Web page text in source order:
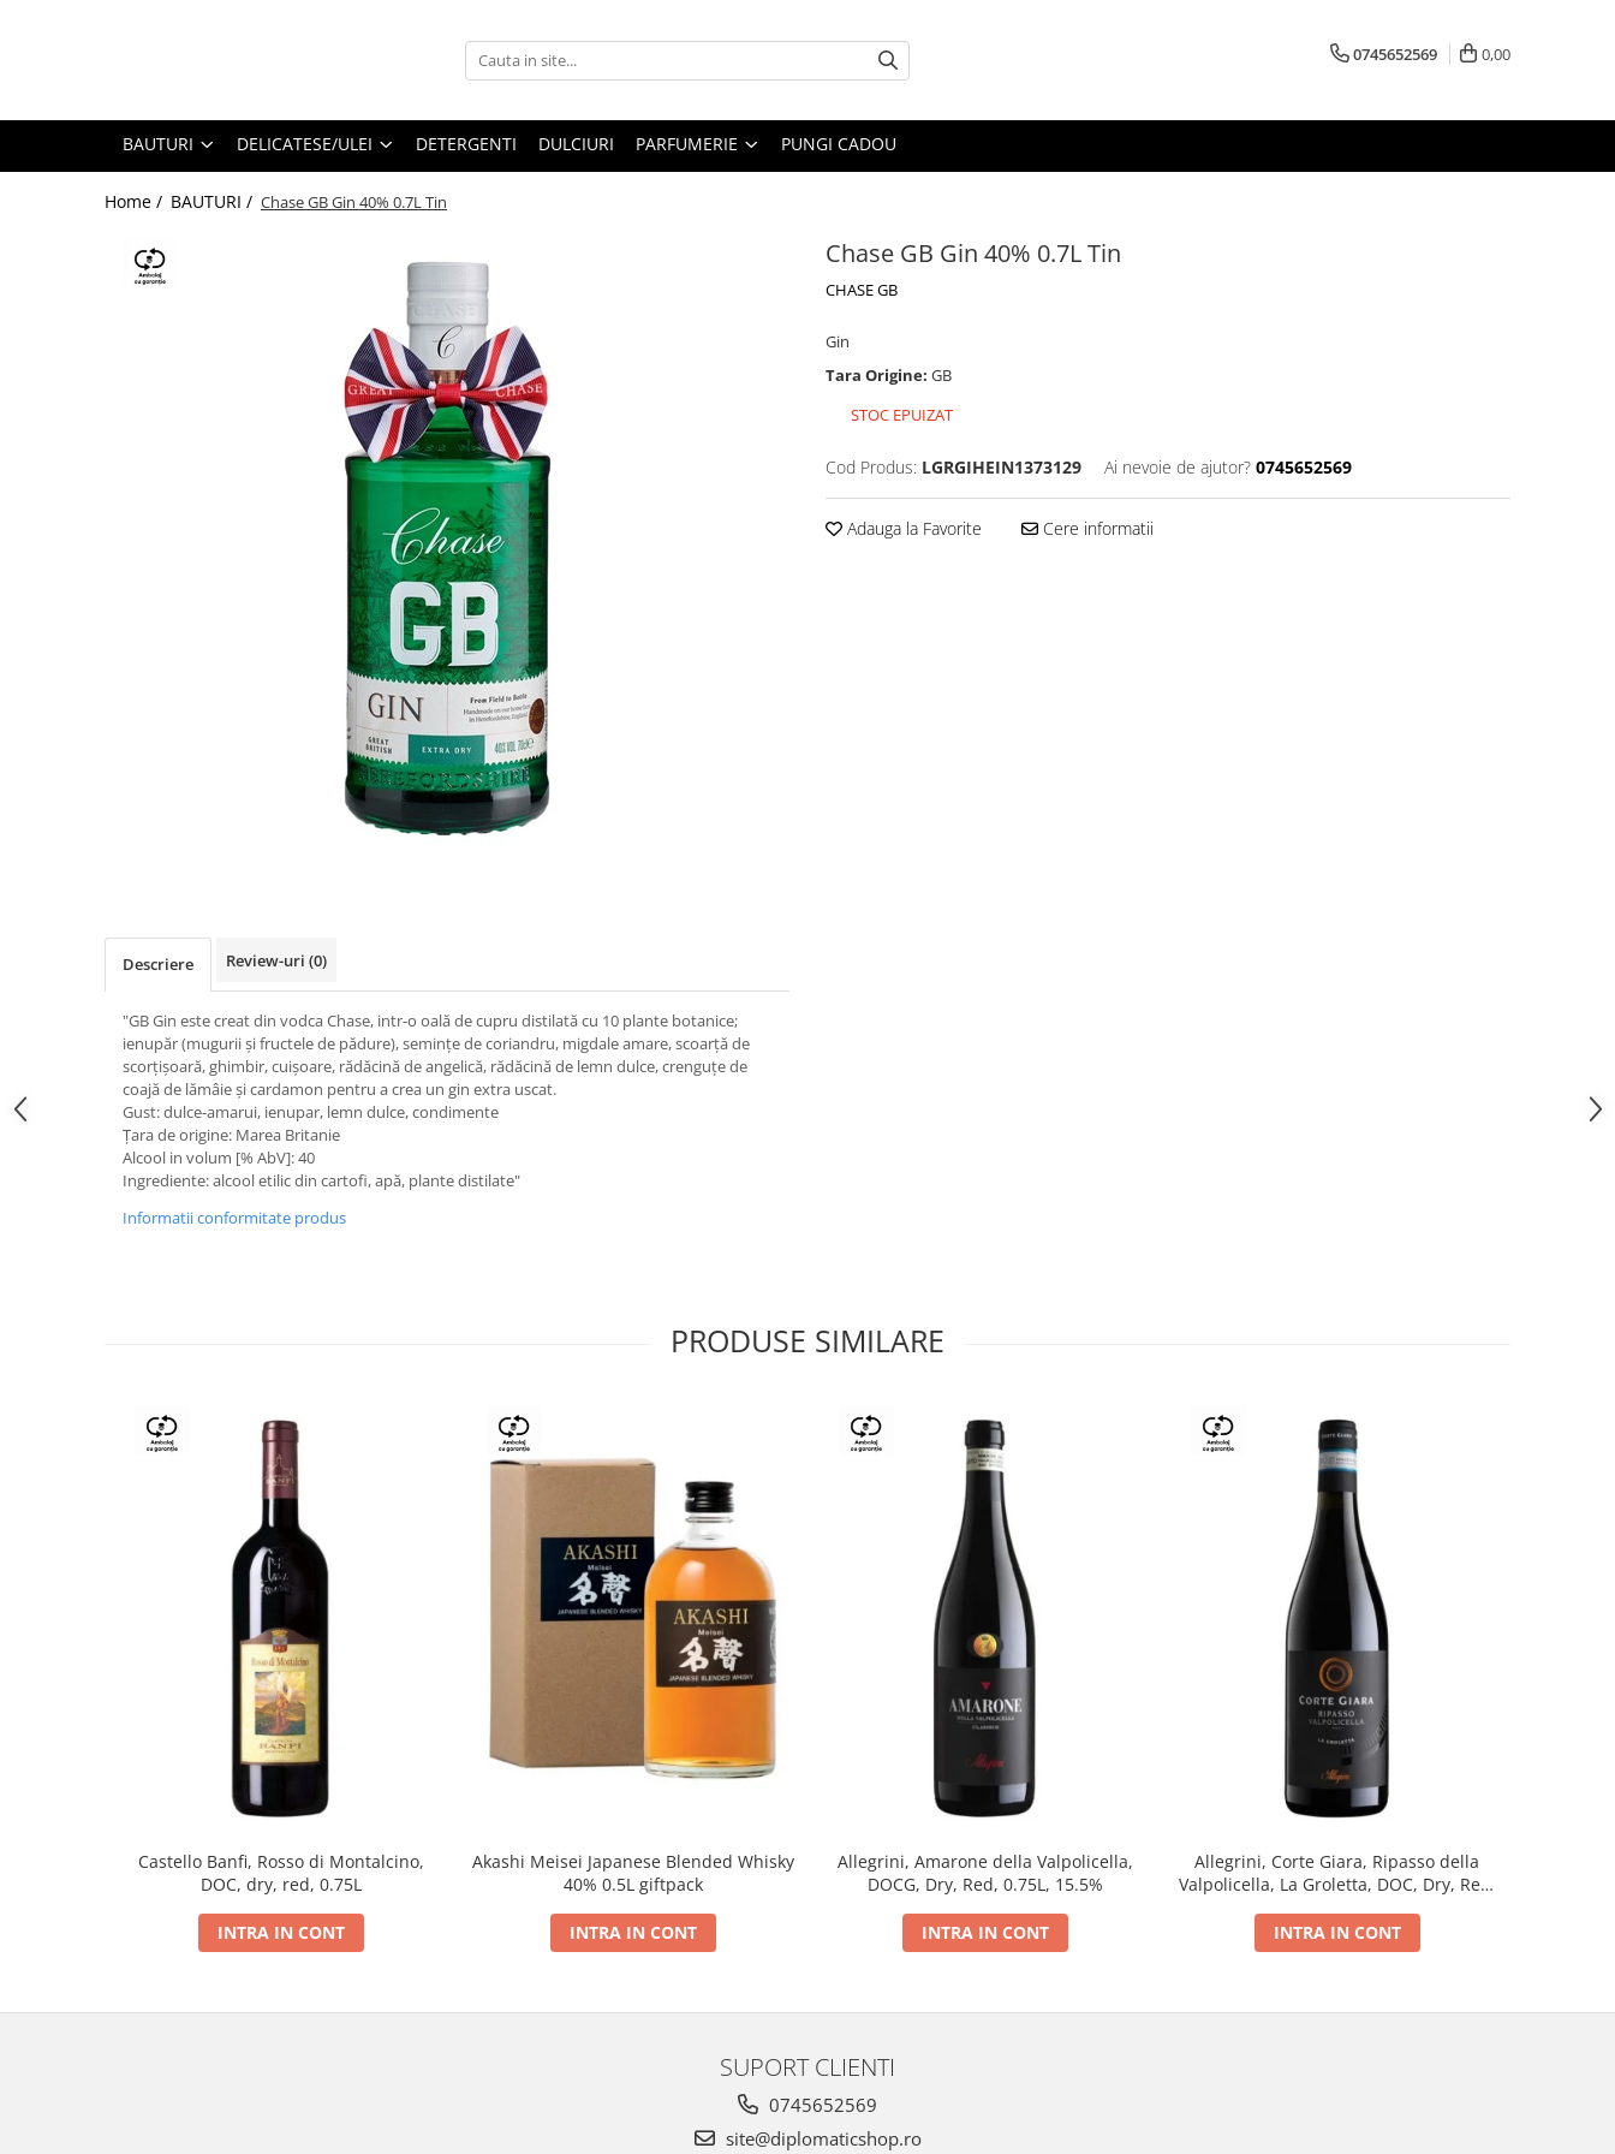
PARFUMURI
0745652569 0,00
BAUTURI DELICATESE/ULEI DETERGENTI DULCIURI PARFUMERIE PUNGI CADOU
Home / BAUTURI / Chase GB Gin 40% 0.7L Tin
Chase GB Gin 40% 0.7L Tin
CHASE GB
Gin
Tara Origine: GB
STOC EPUIZAT
Cod Produs: LGRGIHEIN1373129 Ai nevoie de ajutor? 0745652569
Adauga la Favorite Cere informatii
Descriere Review-uri (0)
"GB Gin este creat din vodca Chase, intr-o oală de cupru distilată cu 10 plante botanice;
ienupăr (mugurii și fructele de pădure), semințe de coriandru, migdale amare, scoarță de
scorțișoară, ghimbir, cuișoare, rădăcină de angelică, rădăcină de lemn dulce, crenguțe de
coajă de lămâie și cardamon pentru a crea un gin extra uscat.
Gust: dulce-amarui, ienupar, lemn dulce, condimente
Țara de origine: Marea Britanie
Alcool in volum [% AbV]: 40
Ingrediente: alcool etilic din cartofi, apă, plante distilate"
Informatii conformitate produs
PRODUSE SIMILARE
Castello Banfi, Rosso di Montalcino,
DOC, dry, red, 0.75L
INTRA IN CONT
Akashi Meisei Japanese Blended Whisky
40% 0.5L giftpack
INTRA IN CONT
Allegrini, Amarone della Valpolicella,
DOCG, Dry, Red, 0.75L, 15.5%
INTRA IN CONT
Allegrini, Corte Giara, Ripasso della
Valpolicella, La Groletta, DOC, Dry, Red,
INTRA IN CONT
SUPORT CLIENTI
0745652569
site@diplomaticshop.ro